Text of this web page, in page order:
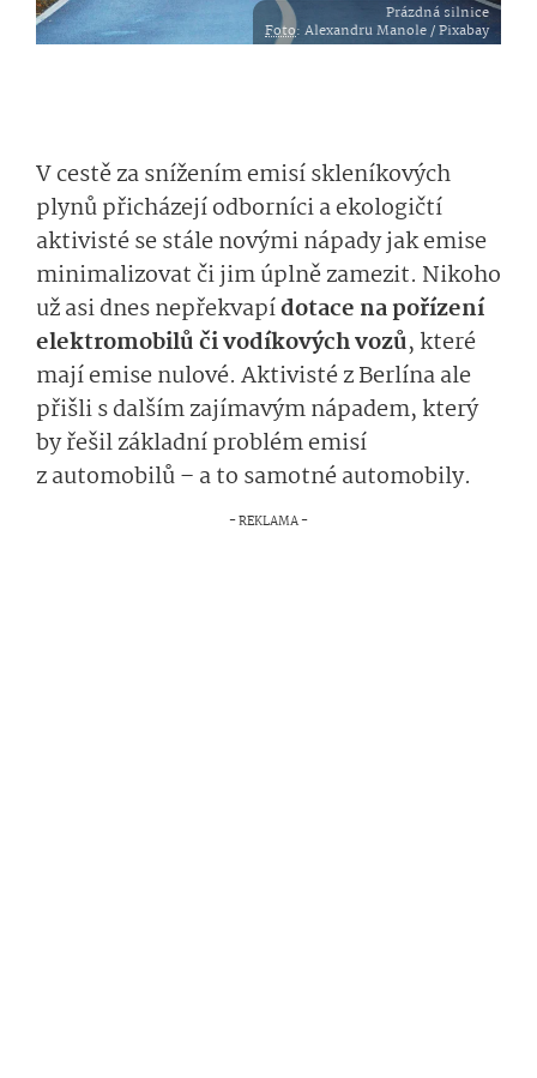
Prázdná silnice
Foto: Alexandru Manole / Pixabay
V cestě za snížením emisí skleníkových
plynů přicházejí odborníci a ekologičtí
aktivisté se stále novými nápady jak emise
minimalizovat či jim úplně zamezit. Nikoho
už asi dnes nepřekvapídotace na pořízení
elektromobilů či vodíkových vozů, které
mají emise nulové. Aktivisté z Berlína ale
přišli s dalším zajímavým nápadem, který
by řešil základní problém emisí
z automobilů – a to samotné automobily.